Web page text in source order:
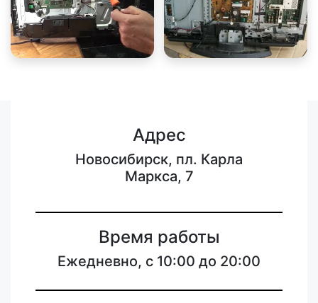
Адрес
Новосибирск, пл. Карла
Маркса, 7
Время работы
Ежедневно, с 10:00 до 20:00